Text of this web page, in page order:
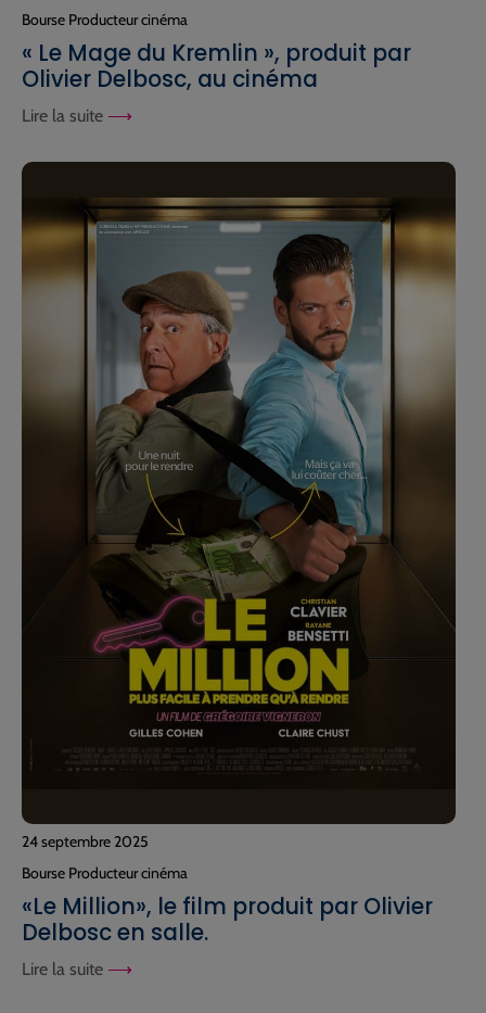
Bourse Producteur cinéma
« Le Mage du Kremlin », produit par
Olivier Delbosc, au cinéma
Lire la suite
24 septembre 2025
Bourse Producteur cinéma
«Le Million», le film produit par Olivier
Delbosc en salle.
Lire la suite